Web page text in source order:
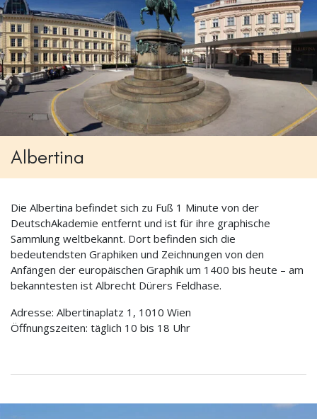
Albertina
Die Albertina befindet sich zu Fuß 1 Minute von der
DeutschAkademie entfernt und ist für ihre graphische
Sammlung weltbekannt. Dort befinden sich die
bedeutendsten Graphiken und Zeichnungen von den
Anfängen der europäischen Graphik um 1400 bis heute – am
bekanntesten ist Albrecht Dürers Feldhase.
Adresse: Albertinaplatz 1, 1010 Wien
Öffnungszeiten: täglich 10 bis 18 Uhr